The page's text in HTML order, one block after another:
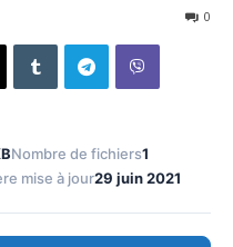
0
Nombre de fichiers1
mise à jour29 juin 2021